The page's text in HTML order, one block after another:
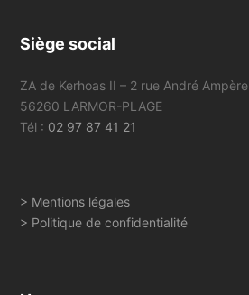
Siège social
ZA de Kerhoas II – 2 rue André Ampère
56260 LARMOR-PLAGE
Tél : 02 97 87 41 21
> Mentions légales
> Politique de confidentialité